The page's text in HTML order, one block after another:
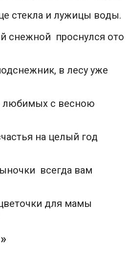
стекла и лужицы воды.
снежной проснулся ото
в лесу уже
с весною
на целый год
всегда вам
для мамы